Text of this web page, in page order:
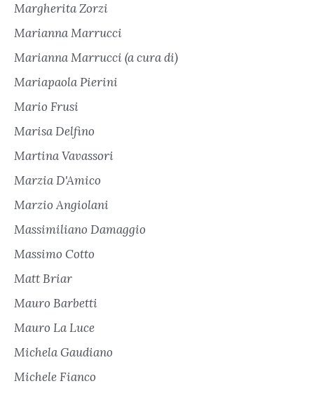
Margherita Zorzi
Marianna Marrucci
Marianna Marrucci (a cura di)
Mariapaola Pierini
Mario Frusi
Marisa Delfino
Martina Vavassori
Marzia D'Amico
Marzio Angiolani
Massimiliano Damaggio
Massimo Cotto
Matt Briar
Mauro Barbetti
Mauro La Luce
Michela Gaudiano
Michele Fianco